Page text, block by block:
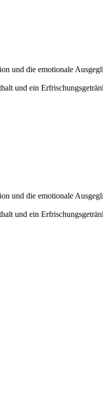
und die emotionale
und ein
und die emotionale
und ein